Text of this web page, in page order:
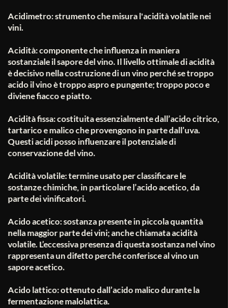
Acidimetro: strumento che misura l'acidità volatile nei
vini.
Acidità: componente che influenza in maniera
sostanziale il sapore del vino. Il livello ottimale di acidità
è decisivo nella costruzione di un vino perché se troppo
acido il vino è troppo aspro e pungente; troppo poco e
diviene fiacco e piatto.
Acidità fissa: costituita essenzialmente dall’acido citrico,
tartarico e malico che provengono in parte dall’uva.
Questi acidi posso influenzare il potenziale di
conservazione del vino.
Acidità volatile: termine usato per classificare le
sostanze chimiche, in particolare l’acido acetico, da
parte dei vinificatori.
Acido acetico: sostanza presente in piccola quantità
nella maggior parte dei vini; anche chiamata acidità
volatile. L’eccessiva presenza di questa sostanza nel vino
rappresenta un difetto perché conferisce al vino un
sapore acetico.
Acido lattico: ottenuto dall’acido malico durante la
fermentazione malolattica.